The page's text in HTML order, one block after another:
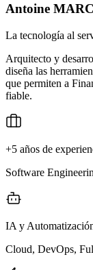
Antoine
La tecnología al
Arquitecto y
diseña las
que permiten a
fiable.
+5 años de
Software
IA y
Cloud, DevOps,